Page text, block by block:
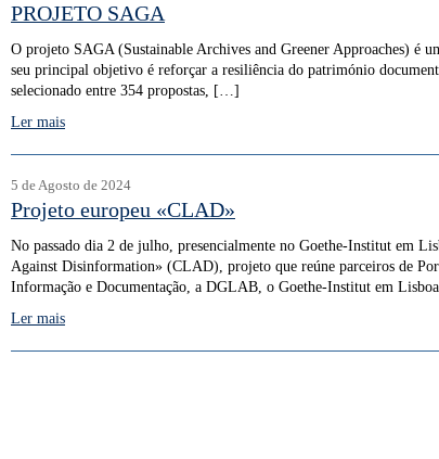
PROJETO SAGA
O projeto SAGA (Sustainable Archives and Greener Approaches) é
seu principal objetivo é reforçar a resiliência do património
selecionado entre 354 propostas, […]
Ler mais
5 de Agosto de 2024
Projeto europeu «CLAD»
No passado dia 2 de julho, presencialmente no Goethe-Institut em
Against Disinformation» (CLAD), projeto que reúne parceiros de
Informação e Documentação, a DGLAB, o Goethe-Institut em
Ler mais